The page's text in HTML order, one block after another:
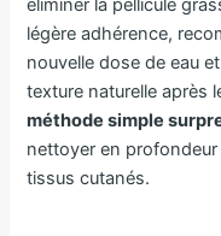
éliminer la pellicule
légère adhérence,
nouvelle dose de eau
texture naturelle après
méthode simple
nettoyer en
tissus cutanés.